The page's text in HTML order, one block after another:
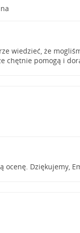
wiedzieć, że
chętnie pomogą i
ocenę. Dziękujemy,